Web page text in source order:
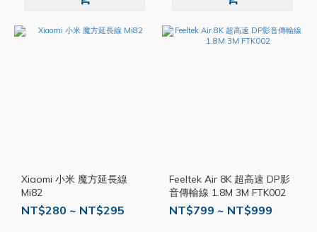
Xiaomi 小米 魔方延長線
Mi82
NT$280 ~ NT$295
Feeltek Air 8K 超高速 DP影
音傳輸線 1.8M 3M FTK002
NT$799 ~ NT$999